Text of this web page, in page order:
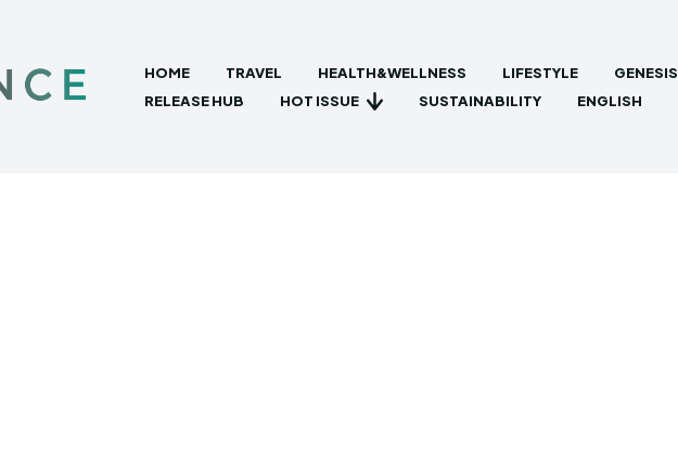
HOME TRAVEL HEALTH&WELLNESS LIFESTYLE GENESIS
RELEASE HUB
HOT ISSUE SUSTAINABILITY ENGLISH